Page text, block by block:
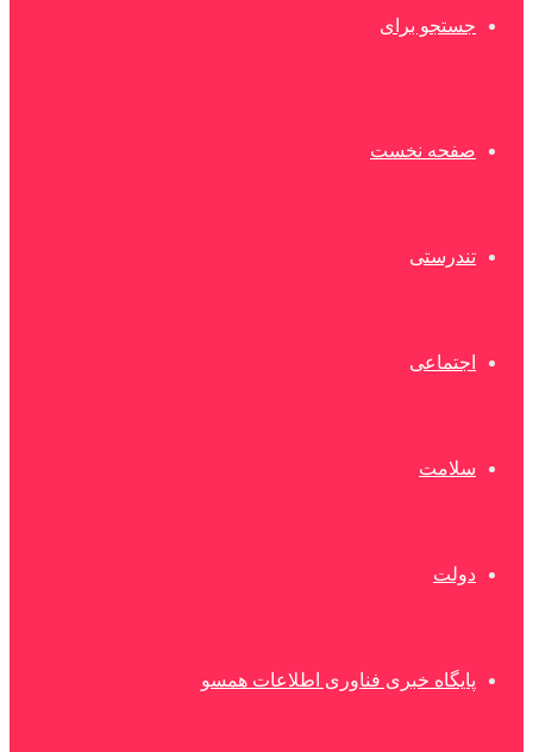
جستجو برای
صفحه نخست
تندرستی
اجتماعی
سلامت
دولت
پایگاه خبری فناوری اطلاعات همسو